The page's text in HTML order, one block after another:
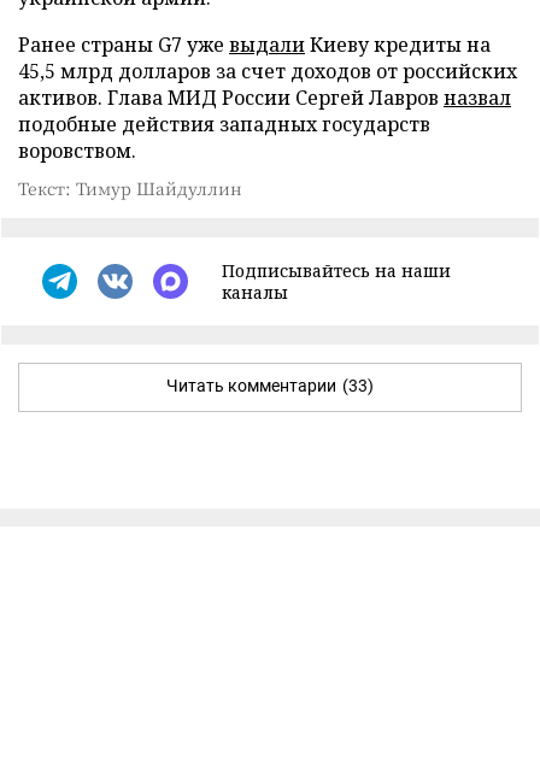
Ранее страны G7 уже выдалиКиеву кредиты на
45,5 млрд долларов за счет доходов от российских
активов. Глава МИД России Сергей Лавров назвал
подобные действия западных государств
воровством.
Текст: Тимур Шайдуллин
Подписывайтесь на наши
каналы
Читать комментарии (33)